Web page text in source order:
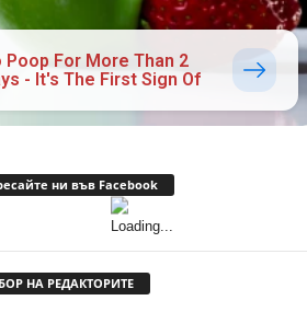
Poop For More Than 2
- It's The First Sign Of
ни във Facebook
НА РЕДАКТОРИТЕ